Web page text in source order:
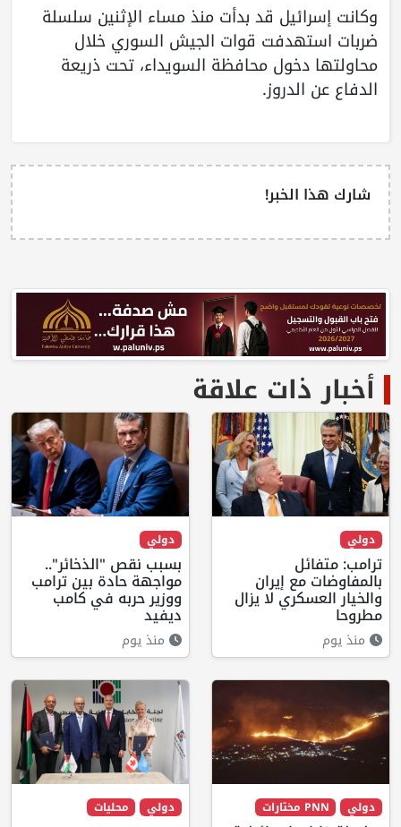
وكانت إسرائيل قد بدأت منذ مساء الإثنين سلسلة
ضربات استهدفت قوات الجيش السوري خلال
محاولتها دخول محافظة السويداء، تحت ذريعة
الدفاع عن الدروز.
شارك هذا الخبر!
أخبار ذات علاقة
دولي
ترامب: متفائل
بالمفاوضات مع إيران
والخيار العسكري لا يزال
مطروحا
منذ يوم
دولي
بسبب نقص "الذخائر"..
مواجهة حادة بين ترامب
ووزير حربه في كامب
ديفيد
منذ يوم
دولي PNN مختارات دولي محليات